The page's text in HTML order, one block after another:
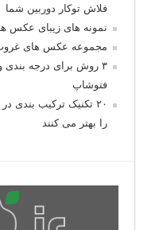
فلاش توکار دوربین شما
نمونه های زیبای عکس
مجموعه عکس های
۳ روش برای درجه بندی
فتوشاپ
۲۰ تکنیک ترکیب
را بهتر می کنند